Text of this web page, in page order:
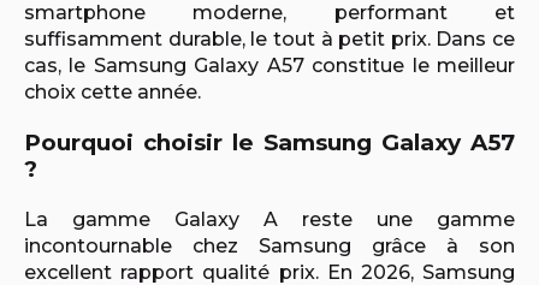
smartphone moderne, performant et
suffisamment durable, le tout à petit prix. Dans ce
cas, le Samsung Galaxy A57 constitue le meilleur
choix cette année.
Pourquoi choisir le Samsung Galaxy A57
?
La gamme Galaxy A reste une gamme
incontournable chez Samsung grâce à son
excellent rapport qualité prix. En 2026, Samsung